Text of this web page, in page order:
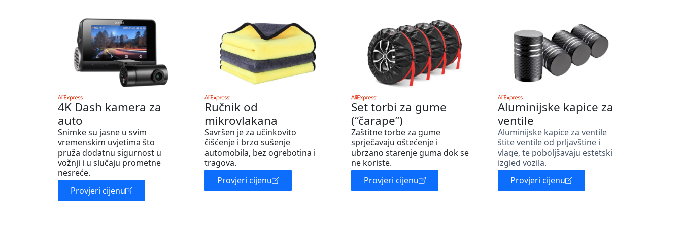
4K Dash kamera za
auto
Snimke su jasne u svim
vremenskim uvjetima što
pruža dodatnu sigurnost u
vožnji i u slučaju prometne
nesreće.
Provjeri cijenu
Ručnik od
mikrovlakana
Savršen je za učinkovito
čišćenje i brzo sušenje
automobila, bez ogrebotina i
tragova.
Provjeri cijenu
Set torbi za gume
(“čarape”)
Zaštitne torbe za gume
sprječavaju oštećenje i
ubrzano starenje guma dok se
ne koriste.
Provjeri cijenu
Aluminijske kapice za
ventile
Aluminijske kapice za ventile
štite ventile od prljavštine i
vlage, te poboljšavaju estetski
izgled vozila.
Provjeri cijenu